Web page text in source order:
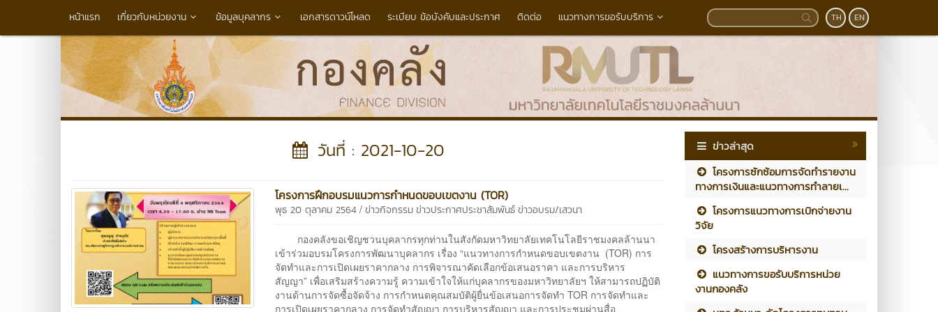
หน้าแรก เกี่ยวกับหน่วยงาน ข้อมูลบุคลากร เอกสารดาวน์โหลด ระเบียบ ข้อบังคับและประกาศ ติดต่อ แนวทางการขอรับบริการ TH EN
วันที่ : 2021-10-20
โครงการฝึกอบรมแนวการกำหนดขอบเขตงาน (TOR)
พุธ 20 ตุลาคม 2564 /ข่าวกิจกรรม ข่าวประกาศประชาสัมพันธ์ ข่าวอบรม/เสวนา
กองคลังขอเชิญชวนบุคลากรทุกท่านในสังกัดมหาวิทยาลัยเทคโนโลยีราชมงคลล้านนา
เข้าร่วมอบรมโครงการพัฒนาบุคลากร เรื่อง “แนวทางการกำหนดขอบเขตงาน (TOR) การ
จัดทำและการเปิดเผยราคากลาง การพิจารณาคัดเลือกข้อเสนอราคา และการบริหาร
สัญญา” เพื่อเสริมสร้างความรู้ ความเข้าใจให้แก่บุคลากรของมหาวิทยาลัยฯ ให้สามารถปฏิบัติ
งานด้านการจัดซื้อจัดจ้าง การกำหนดคุณสมบัติผู้ยื่นข้อเสนอการจัดทำ TOR การจัดทำและ
การเปิดเผยราคากลาง การจัดทำสัญญา การบริหารสัญญา และการประชุมผ่านสื่อ
ข่าวล่าสุด
โครงการซักซ้อมการจัดทำรายงาน
ทางการเงินและแนวทางการทำลายเ...
โครงการแนวทางการเบิกจ่ายงาน
วิจัย
โครงสร้างการบริหารงาน
แนวทางการขอรับบริการหน่วย
งานกองคลัง